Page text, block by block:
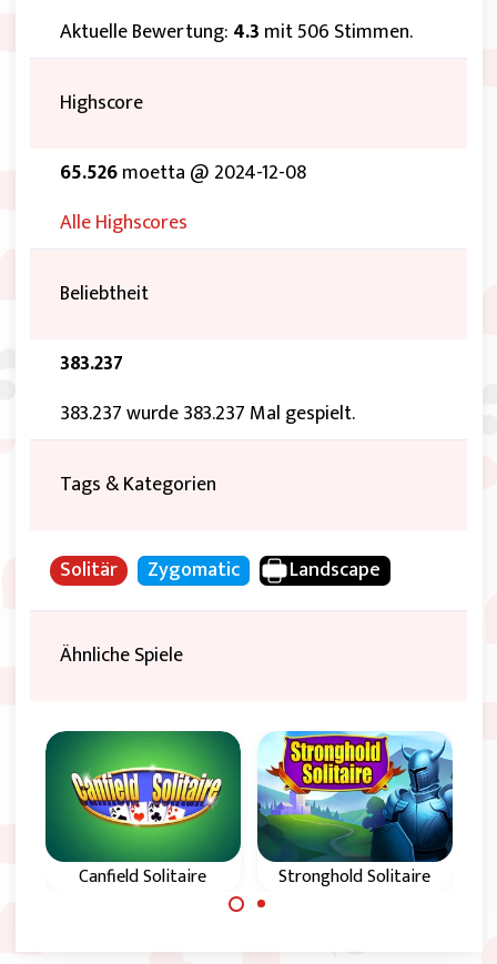
Aktuelle Bewertung: 4.3 mit 506 Stimmen.
Highscore
65.526moetta @ 2024-12-08
Alle Highscores
Beliebtheit
383.237
383.237 wurde 383.237 Mal gespielt.
Tags & Kategorien
Solitär Zygomatic Landscape
Ähnliche Spiele
Canfield Solitaire
Versuche in diesem
Stronghold Solitaire